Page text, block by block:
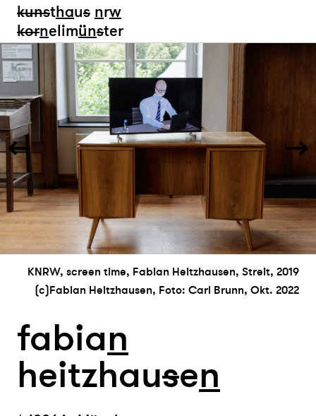
kunsthaus nrw
kornelimünster
KNRW, screen time, Fabian Heitzhausen, Streit, 2019
(c)Fabian Heitzhausen, Foto: Carl Brunn, Okt. 2022
fabian
heitzhausen